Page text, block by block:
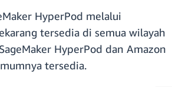
HyperPod melalui
tersedia di semua wilayah
HyperPod dan Amazon
tersedia.